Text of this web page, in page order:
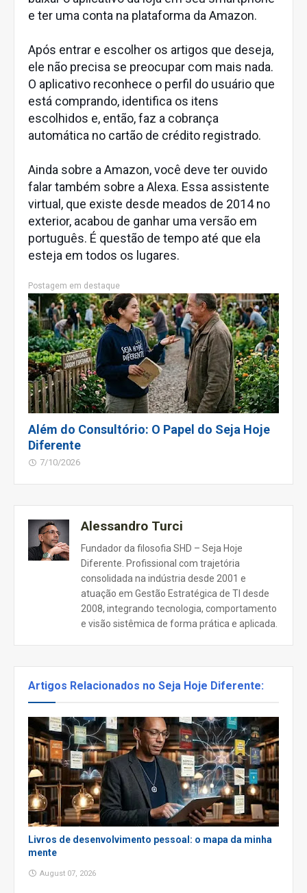
e ter uma conta na plataforma da Amazon.
Após entrar e escolher os artigos que deseja,
ele não precisa se preocupar com mais nada.
O aplicativo reconhece o perfil do usuário que
está comprando, identifica os itens
escolhidos e, então, faz a cobrança
automática no cartão de crédito registrado.
Ainda sobre a Amazon, você deve ter ouvido
falar também sobre a Alexa. Essa assistente
virtual, que existe desde meados de 2014 no
exterior, acabou de ganhar uma versão em
português. É questão de tempo até que ela
esteja em todos os lugares.
Postagem em destaque
Além do Consultório: O Papel do Seja Hoje
Diferente
7/10/2026
Alessandro Turci
Fundador da filosofia SHD – Seja Hoje
Diferente. Profissional com trajetória
consolidada na indústria desde 2001 e
atuação em Gestão Estratégica de TI desde
2008, integrando tecnologia, comportamento
e visão sistêmica de forma prática e aplicada.
Artigos Relacionados no Seja Hoje Diferente:
Livros de desenvolvimento pessoal: o mapa da minha
mente
August 07, 2026